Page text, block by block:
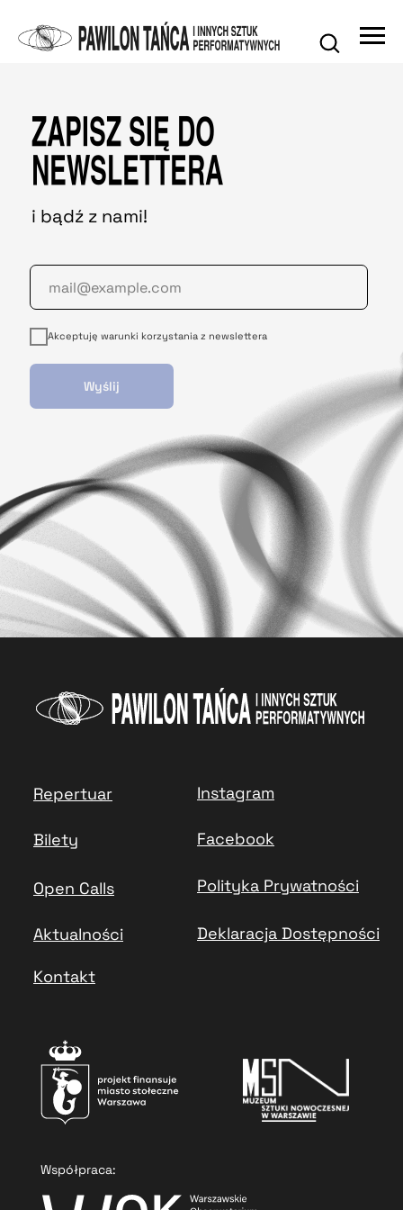
ZAPISZ SIĘ DO
NEWSLETTERA
i bądź z nami!
Akceptuję warunki korzystania z newslettera
Wyślij
Repertuar
Współpraca:
Bilety
Open Calls
Kontakt
Aktualności
Polityka Prywatności
Deklaracja Dostępności
Instagram
Facebook